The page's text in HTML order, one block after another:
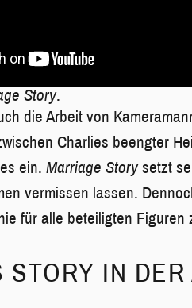
Story.
die Arbeit von
Charlies beengter
ein.Marriage Storysetzt
vermissen lassen.
für alle beteiligten Figuren
STORY IN